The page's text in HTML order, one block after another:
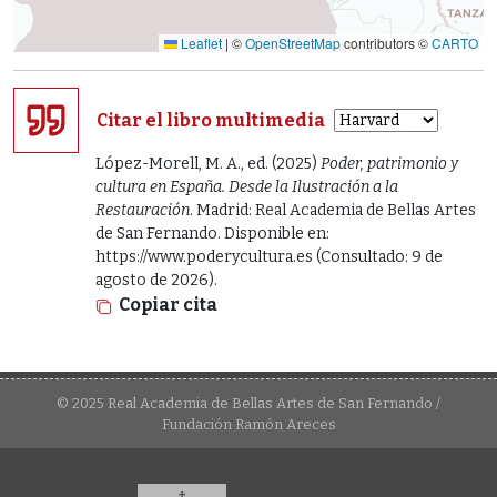
Leaflet | ©OpenStreetMapcontributors ©CARTO
Citar el libro multimedia
López-Morell, M. A., ed. (2025) Poder, patrimonio y
cultura en España. Desde la Ilustración a la
Restauración. Madrid: Real Academia de Bellas Artes
de San Fernando. Disponible en:
https://www.poderycultura.es (Consultado: 9 de
agosto de 2026).
Copiar cita
© 2025 Real Academia de Bellas Artes de San Fernando /
Fundación Ramón Areces